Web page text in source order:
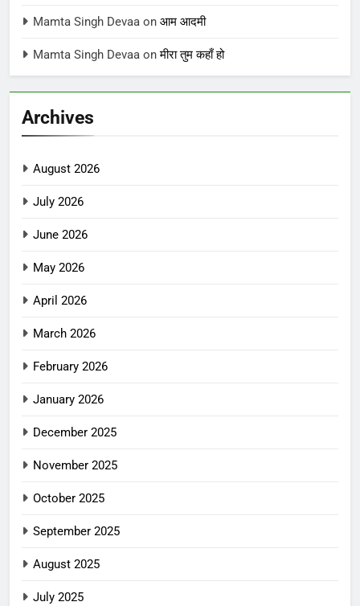
Mamta Singh Devaa on आम आदमी
Mamta Singh Devaa onमीरा तुम कहाँ हो
Archives
August 2026
July 2026
June 2026
May 2026
April 2026
March 2026
February 2026
January 2026
December 2025
November 2025
October 2025
September 2025
August 2025
July 2025